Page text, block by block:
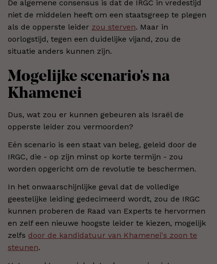
De algemene consensus is dat de IRGC in vredestijd
niet de middelen heeft om een staatsgreep te plegen
als de opperste leider zou sterven. Maar in
oorlogstijd, tegen een duidelijke vijand, zou de
situatie anders kunnen zijn.
Mogelijke scenario's na
Khamenei
Dus, wat zou er kunnen gebeuren als Israël de
opperste leider zou vermoorden?
Eén scenario is een staat van beleg, geleid door de
IRGC, die - op zijn minst op korte termijn - zou
worden opgericht om de revolutie te beschermen.
In het onwaarschijnlijke geval dat de volledige
geestelijke leiding gedecimeerd wordt, zou de IRGC
kunnen proberen de Raad van Experts te hervormen
en zelf een nieuwe hoogste leider te kiezen, mogelijk
zelfs door de kandidatuur van Khamenei's zoon te
steunen.